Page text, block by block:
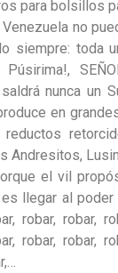
para bolsillos
no
siempre: toda
nunca un
en
Andresitos,
el vil
llegar al poder
robar, robar,
robar, robar,